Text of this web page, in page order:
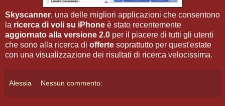
Skyscanner, una delle migliori applicazioni che consentono
la ricerca di voli su iPhone è stato recentemente
aggiornato alla versione 2.0 per il piacere di tutti gli utenti
che sono alla ricerca di offerte soprattutto per quest'estate
con una visualizzazione dei risultati di ricerca velocissima.
Alessia Nessun commento: